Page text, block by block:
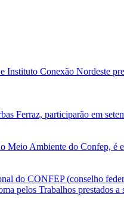
Instituto Conexão Nordeste
Ferraz, participarão em
Meio Ambiente do Confep, é
do CONFEP (conselho
pelos Trabalhos prestados a